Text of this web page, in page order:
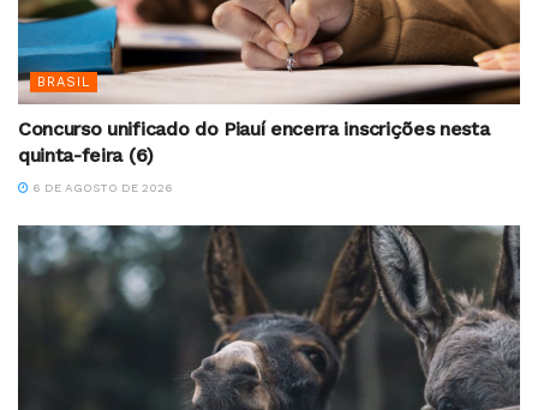
BRASIL
Concurso unificado do Piauí encerra inscrições nesta
quinta-feira (6)
6 DE AGOSTO DE 2026